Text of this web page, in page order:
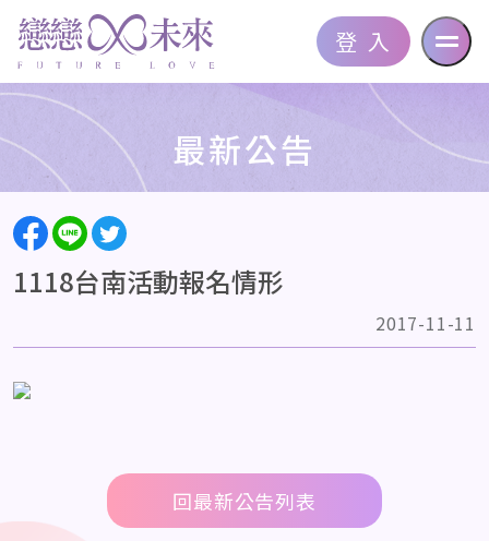
登 入
最新公告
1118台南活動報名情形
2017-11-11
回最新公告列表